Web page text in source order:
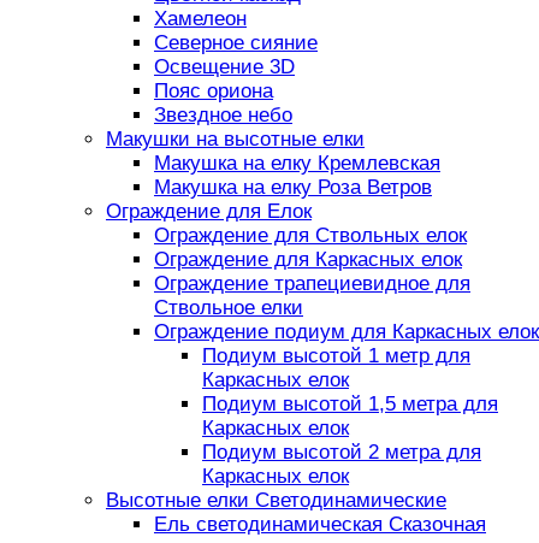
Хамелеон
Северное сияние
Освещение 3D
Пояс ориона
Звездное небо
Макушки на высотные елки
Макушка на елку Кремлевская
Макушка на елку Роза Ветров
Ограждение для Елок
Ограждение для Ствольных елок
Ограждение для Каркасных елок
Ограждение трапециевидное для
Ствольное елки
Ограждение подиум для Каркасных елок
Подиум высотой 1 метр для
Каркасных елок
Подиум высотой 1,5 метра для
Каркасных елок
Подиум высотой 2 метра для
Каркасных елок
Высотные елки Светодинамические
Ель светодинамическая Сказочная